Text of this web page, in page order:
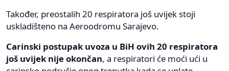
Također, preostalih 20 respiratora još uvijek stoji
uskladišteno na Aeroodromu Sarajevo.
Carinski postupak uvoza u BiH ovih 20 respiratora
još uvijek nije okončan, a respiratori će moći ući u